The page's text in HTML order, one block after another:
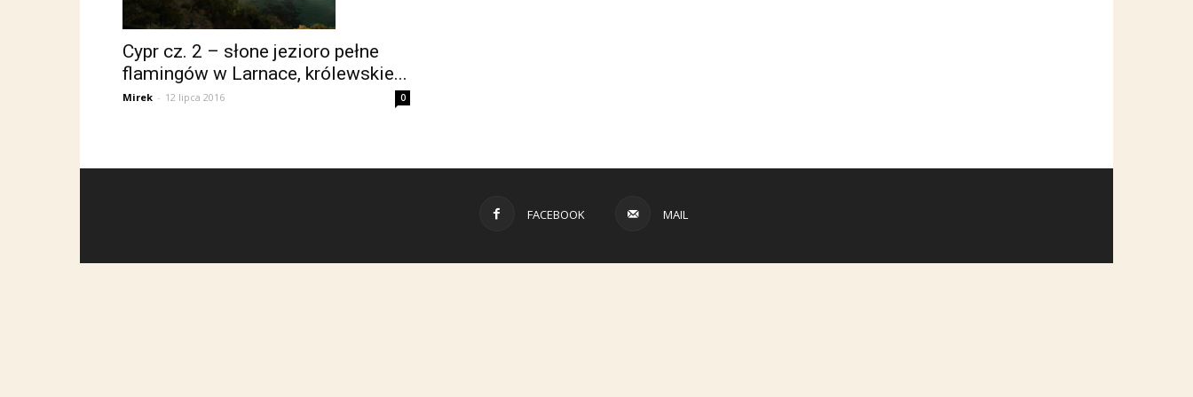
Cypr cz. 2 – słone jezioro pełne
flamingów w Larnace, królewskie...
Mirek - 12 lipca 2016 0
FACEBOOK MAIL